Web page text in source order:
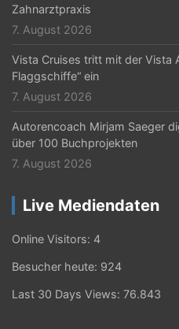
Zahnarztpraxis
7. August 2026
Vista Cruises tritt mit der Vista
Flaggschiffe“ ein
7. August 2026
Autorencoach Mirjam Saeger
über 100 Buchprojekten
7. August 2026
Live Mediendaten
Online Visitors: 4
Besucher heute: 924
Last 30 Days Views: 76.843